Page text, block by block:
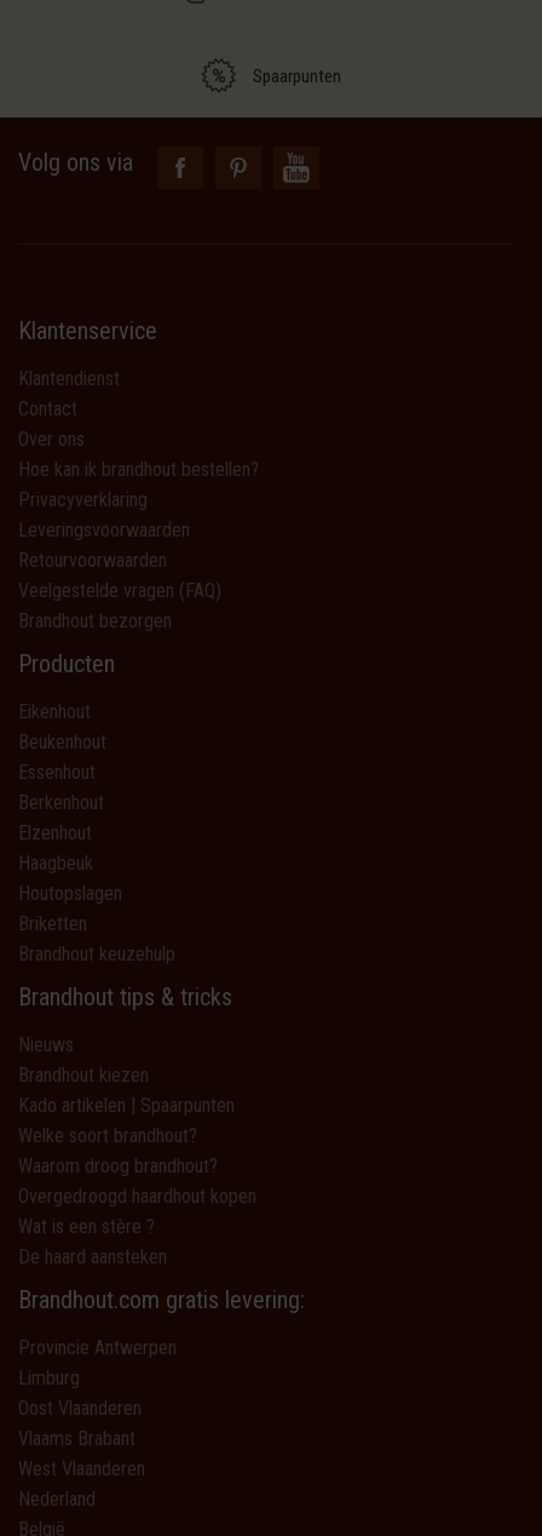
Spaarpunten
Volg ons via
Klantenservice
Klantendienst
Contact
Over ons
Hoe kan ik brandhout bestellen?
Privacyverklaring
Leveringsvoorwaarden
Retourvoorwaarden
Veelgestelde vragen (FAQ)
Brandhout bezorgen
Producten
Eikenhout
Beukenhout
Essenhout
Berkenhout
Elzenhout
Haagbeuk
Houtopslagen
Briketten
Brandhout keuzehulp
Brandhout tips & tricks
Nieuws
Brandhout kiezen
Kado artikelen | Spaarpunten
Welke soort brandhout?
Waarom droog brandhout?
Overgedroogd haardhout kopen
Wat is een stère ?
De haard aansteken
Brandhout.com gratis levering:
Provincie Antwerpen
Limburg
Oost Vlaanderen
Vlaams Brabant
West Vlaanderen
Nederland
België